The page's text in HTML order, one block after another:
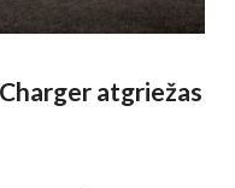
atgriežas